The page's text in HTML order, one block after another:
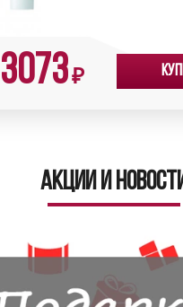
3073₽
Акции и